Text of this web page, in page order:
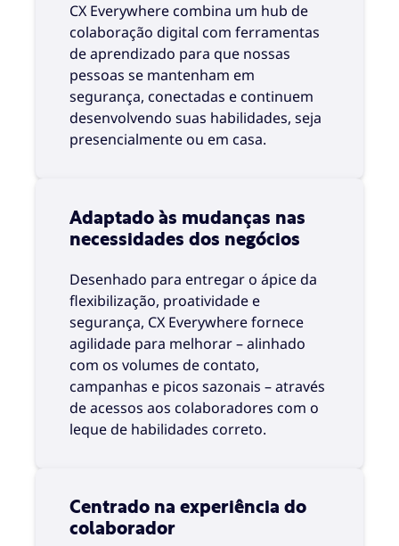
CX Everywhere combina um hub de
colaboração digital com ferramentas
de aprendizado para que nossas
pessoas se mantenham em
segurança, conectadas e continuem
desenvolvendo suas habilidades, seja
presencialmente ou em casa.
Adaptado às mudanças nas
necessidades dos negócios
Desenhado para entregar o ápice da
flexibilização, proatividade e
segurança, CX Everywhere fornece
agilidade para melhorar – alinhado
com os volumes de contato,
campanhas e picos sazonais – através
de acessos aos colaboradores com o
leque de habilidades correto.
Centrado na experiência do
colaborador